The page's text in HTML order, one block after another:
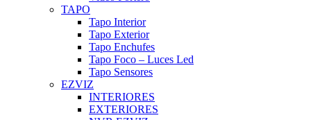
TAPO
Tapo Interior
Tapo Exterior
Tapo Enchufes
Tapo Foco – Luces Led
Tapo Sensores
EZVIZ
INTERIORES
EXTERIORES